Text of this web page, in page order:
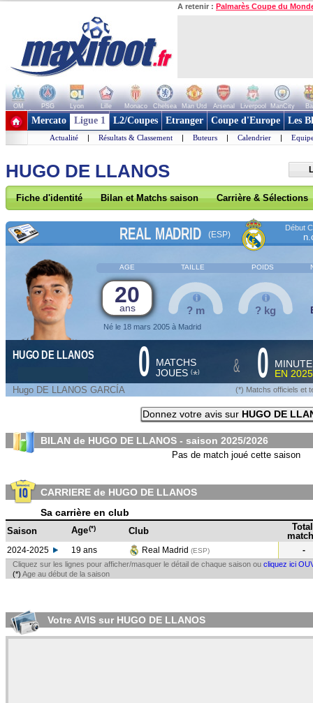
A retenir : Palmarès Coupe du
OM PSG Lyon Lille Monaco Chelsea Man Utd Arsenal Liverpool ManCity
+ de clubs
Mercato Ligue 1 L2/Coupes Etranger Coupe d'Europe Les
Actualité | Résultats & Classement | Buteurs | Calendrier |
HUGO DE LLANOS
Fiche d'identité Bilan et Matchs saison Carrière & Sélections
REAL MADRID (ESP)
Début
AGE TAILLE POIDS
20
ans
Né le 18 mars 2005 à Madrid
? m ? kg
HUGO DE LLANOS 0 MATCHS
JOUES (*) & 0
EN
Hugo DE LLANOS GARCÍA (*) Matchs officiels et
Donnez votre avis sur HUGO DE
BILAN de HUGO DE LLANOS - saison 2025/2026
Pas de match joué cette saison
CARRIERE de HUGO DE LLANOS
Sa carrière en club
Saison Age(*) Club
Total
2024-2025 19 ans Real Madrid (ESP) -
Cliquez sur les lignes pour afficher/masquer le détail de chaque saison ou cliquez ici
(*) Age au début de la saison
Votre AVIS sur HUGO DE LLANOS